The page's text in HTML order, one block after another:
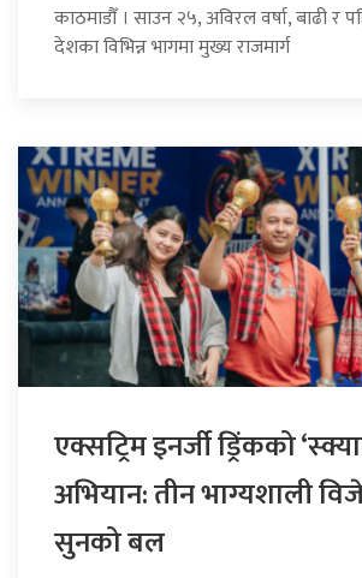
काठमाडौँ । साउन २५, अविरल वर्षा, बाढी र
देशका विभिन्न भागमा मुख्य राजमार्ग
एक्सट्रिम इनर्जी ड्रिंकको
अभियान: तीन भाग्यशाली
सुनको बल